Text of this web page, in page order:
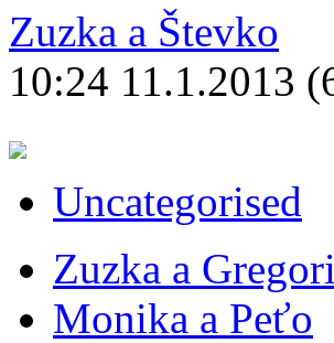
Zuzka a Števko
10:24 11.1.2013
Uncategorised
Zuzka a Gregori
Monika a Peťo